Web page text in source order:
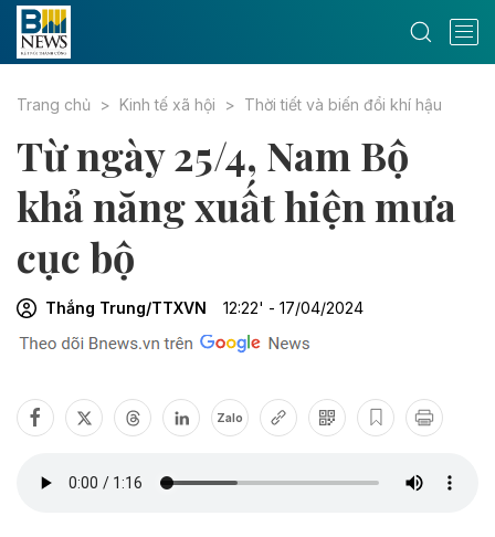
Trang chủ Kinh tế xã hội Thời tiết và biến đổi khí hậu
Từ ngày 25/4, Nam Bộ
khả năng xuất hiện mưa
cục bộ
Thắng Trung/TTXVN 12:22' - 17/04/2024
Zalo